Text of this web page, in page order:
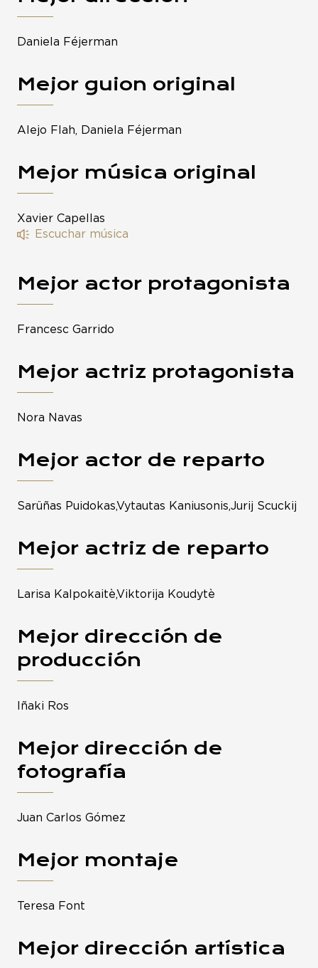
Daniela Féjerman
Mejor guion original
Alejo Flah, Daniela Féjerman
Mejor música original
Xavier Capellas
Escuchar música
Mejor actor protagonista
Francesc Garrido
Mejor actriz protagonista
Nora Navas
Mejor actor de reparto
Sarüñas Puidokas,Vytautas Kaniusonis,Jurij Scuckij
Mejor actriz de reparto
Larisa Kalpokaitè,Viktorija Koudytè
Mejor dirección de
producción
Iñaki Ros
Mejor dirección de
fotografía
Juan Carlos Gómez
Mejor montaje
Teresa Font
Mejor dirección artística